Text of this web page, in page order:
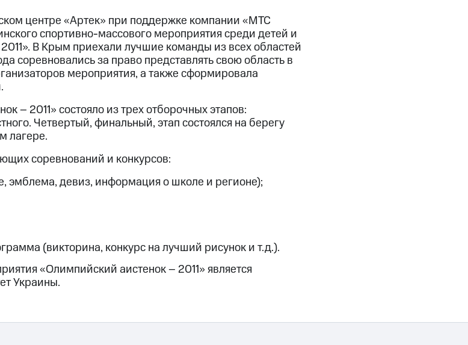
центре «Артек» при поддержке компании «МТС
спортивно-массового мероприятия среди детей и
В Крым приехали лучшие команды из всех областей
соревновались за право представлять свою область в
мероприятия, а также сформировала
– 2011» состояло из трех отборочных этапов:
Четвертый, финальный, этап состоялся на берегу
лагере.
соревнований и конкурсов:
эмблема, девиз, информация о школе и регионе);
(викторина, конкурс на лучший рисунок и т.д.).
«Олимпийский аистенок – 2011» является
Украины.